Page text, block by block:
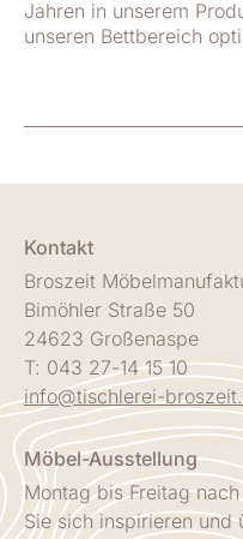
Jahren in unserem
unseren Bettbereich
Kontakt
Broszeit
Bimöhler Straße 50
24623 Großenaspe
T: 043 27-14 15 10
info@tischlerei-
Möbel-Ausstellung
Montag bis Freitag
Sie sich inspirieren und